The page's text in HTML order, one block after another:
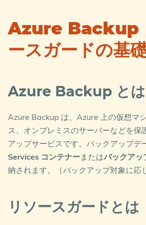
Azure Backup
ースガードの基
Azure Backup とは
Azure Backup は、Azure 上の仮想マ
ス、オンプレミスのサーバーなどを保
アップサービスです。バックアップデ
Services コンテナーまたはバックアッ
納されます。（バックアップ対象に応
リソースガードとは